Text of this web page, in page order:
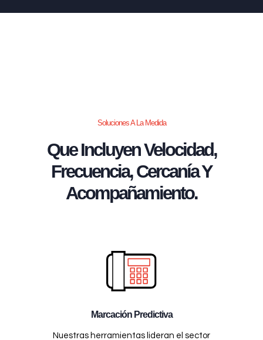
Soluciones A La Medida
Que Incluyen Velocidad,
Frecuencia, Cercanía Y
Acompañamiento.
Marcación Predictiva
Nuestras herramientas lideran el sector